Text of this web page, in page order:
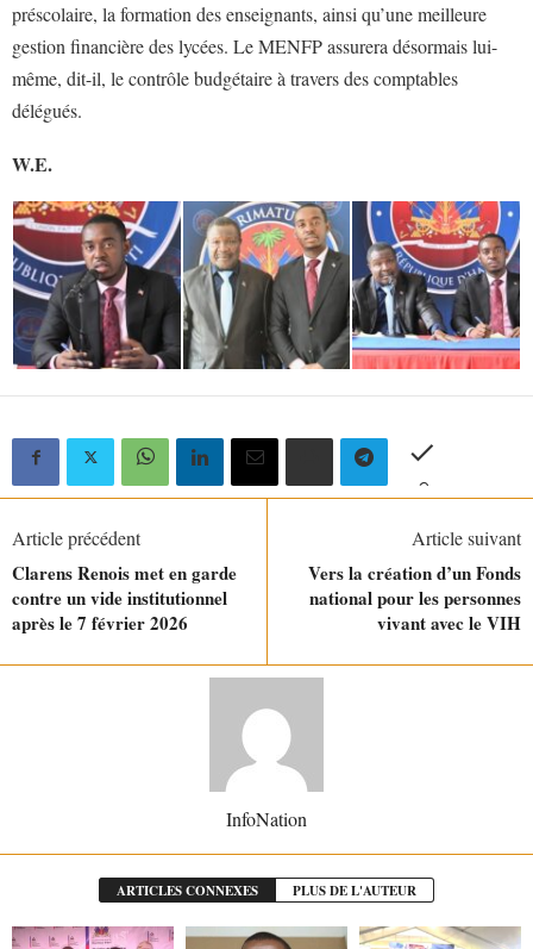
préscolaire, la formation des enseignants, ainsi qu’une meilleure
gestion financière des lycées. Le MENFP assurera désormais lui-
même, dit-il, le contrôle budgétaire à travers des comptables
délégués.
W.E.
Article précédent
Clarens Renois met en garde
contre un vide institutionnel
après le 7 février 2026
Article suivant
Vers la création d’un Fonds
national pour les personnes
vivant avec le VIH
InfoNation
ARTICLES CONNEXES PLUS DE L'AUTEUR